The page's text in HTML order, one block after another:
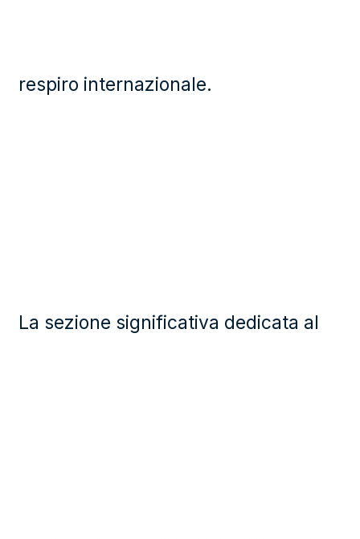
respiro internazionale.
La sezione significativa dedicata al